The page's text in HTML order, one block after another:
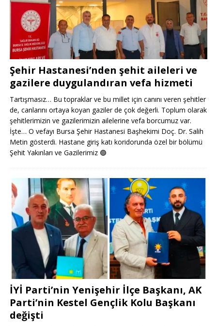
Şehir Hastanesi’nden şehit aileleri ve
gazilere duygulandıran vefa hizmeti
Tartışmasız… Bu topraklar ve bu millet için canını veren şehitler
de, canlarını ortaya koyan gaziler de çok değerli. Toplum olarak
şehitlerimizin ve gazilerimizin ailelerine vefa borcumuz var.
İşte… O vefayı Bursa Şehir Hastanesi Başhekimi Doç. Dr. Salih
Metin gösterdi. Hastane giriş katı koridorunda özel bir bölümü
Şehit Yakınları ve Gazilerimiz 🟢
İYİ Parti’nin Yenişehir İlçe Başkanı, AK
Parti’nin Kestel Gençlik Kolu Başkanı
değişti